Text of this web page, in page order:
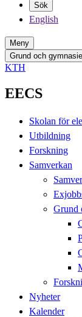
Sök
English
Meny
Grund och
KTH
EECS
Skolan för
Utbildning
Forskning
Samverkan
Grund
Nyheter
Kalender